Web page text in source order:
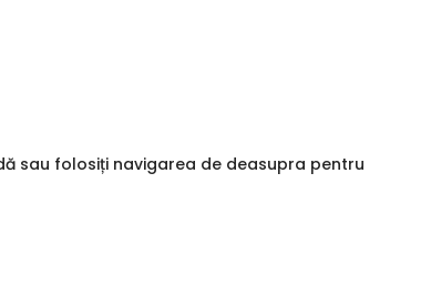
sau folosiți navigarea de deasupra pentru